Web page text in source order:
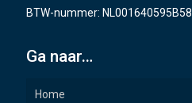
BTW-nummer: NL001640595B58
Ga naar…
Home